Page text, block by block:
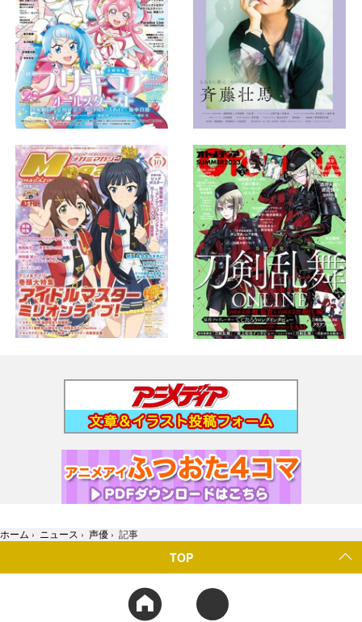
ホーム › ニュース › 声優 › 記事
TOP